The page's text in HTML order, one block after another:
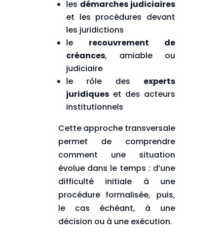
les démarches judiciaires
et les procédures devant
les juridictions
le recouvrement de
créances, amiable ou
judiciaire
le rôle des experts
juridiqueset des acteurs
institutionnels
Cette approche transversale
permet de comprendre
comment une situation
évolue dans le temps : d’une
difficulté initiale à une
procédure formalisée, puis,
le cas échéant, à une
décision ou à une exécution.